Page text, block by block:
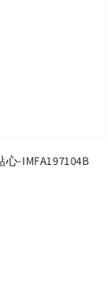
-IMFA197104B